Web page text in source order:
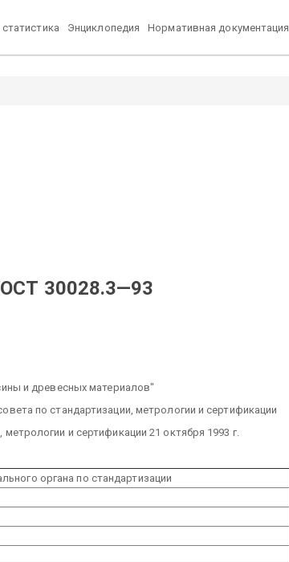
Энциклопедия Нормативная документация
30028.3—93
и древесных материалов"
по стандартизации, метрологии и сертификации
и сертификации 21 октября 1993 г.
органа по стандартизации